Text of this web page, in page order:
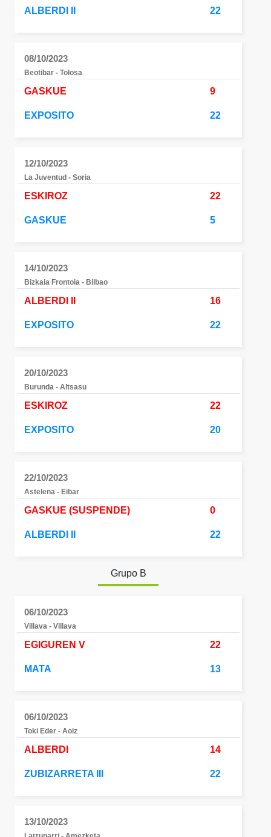
ALBERDI II 22
08/10/2023
Beotibar - Tolosa
GASKUE 9
EXPOSITO 22
12/10/2023
La Juventud - Soria
ESKIROZ 22
GASKUE 5
14/10/2023
Bizkaia Frontoia - Bilbao
ALBERDI II 16
EXPOSITO 22
20/10/2023
Burunda - Altsasu
ESKIROZ 22
EXPOSITO 20
22/10/2023
Astelena - Eibar
GASKUE (SUSPENDE) 0
ALBERDI II 22
Grupo B
06/10/2023
Villava - Villava
EGIGUREN V 22
MATA 13
06/10/2023
Toki Eder - Aoiz
ALBERDI 14
ZUBIZARRETA III 22
13/10/2023